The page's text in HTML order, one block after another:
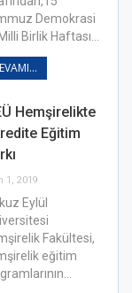
Demokrasi
Birlik Haftası…
Hemşirelikte
Eğitim
1, 2019
Eylül
Fakültesi,
eğitim